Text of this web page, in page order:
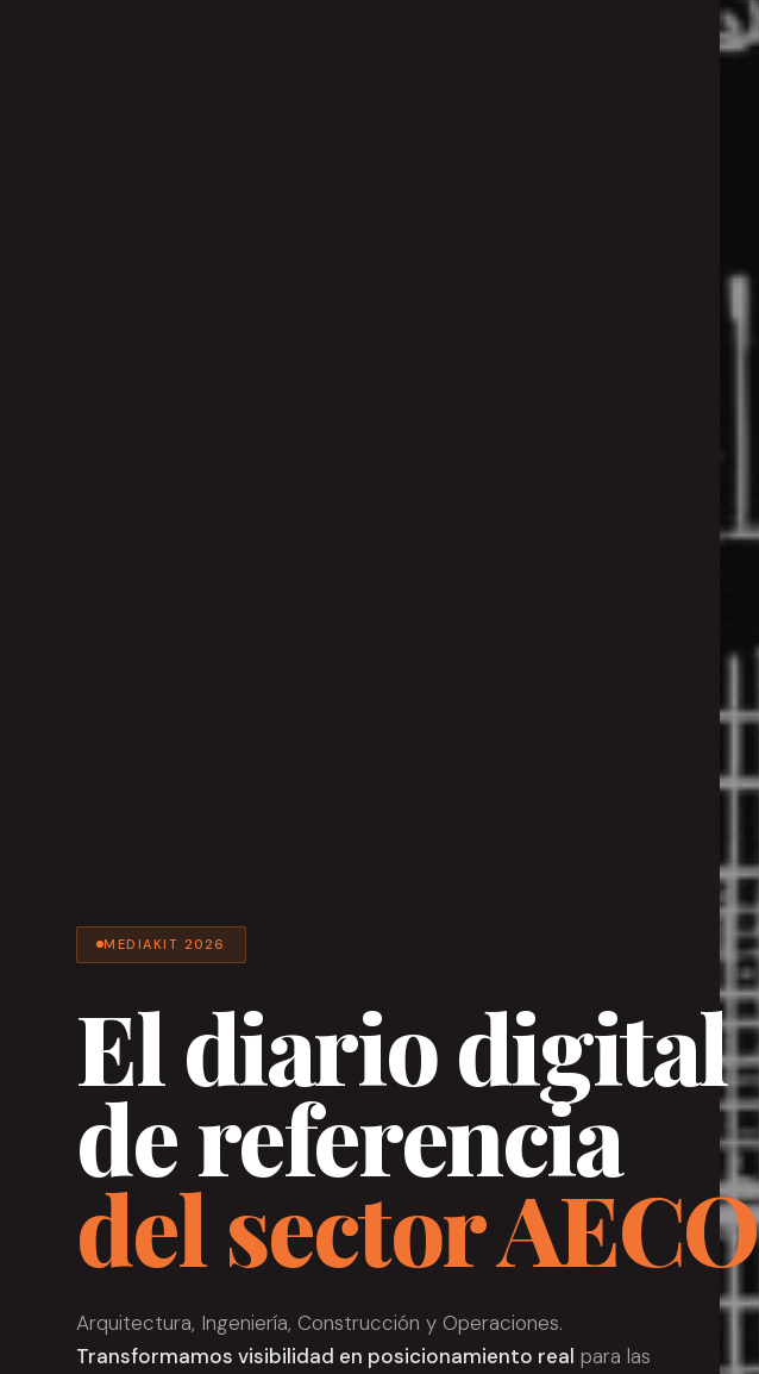
MEDIAKIT 2026
El diario digital
de referencia
del sector AECO
Arquitectura, Ingeniería, Construcción y Operaciones.
Transformamos visibilidad en posicionamiento real para las